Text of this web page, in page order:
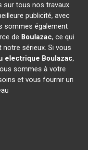
sur tous nos travaux.
publicité, avec
sommes également
de Boulazac, ce qui
sérieux. Si vous
electrique Boulazac,
sommes à votre
et vous fournir un